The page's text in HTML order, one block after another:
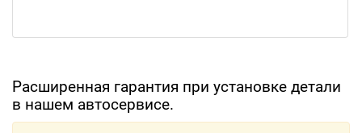
Расширенная гарантия при установке детали
в нашем автосервисе.